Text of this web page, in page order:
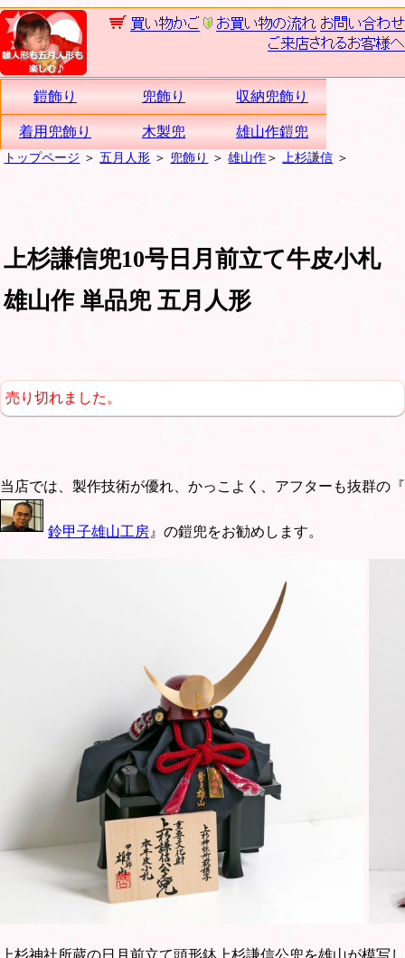
鎧飾り 兜飾り 収納兜飾り
着用兜飾り 木製兜 雄山作鎧兜
トップページ ＞五月人形 ＞ 兜飾り ＞雄山作＞ 上杉謙信 ＞
上杉謙信兜10号日月前立て牛皮小札
雄山作 単品兜 五月人形
売り切れました。
当店では、製作技術が優れ、かっこよく、アフターも抜群の『
鈴甲子雄山工房 』の鎧兜をお勧めします。